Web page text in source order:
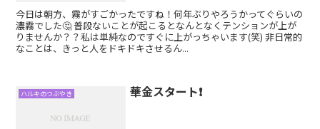
今日は朝方、霧がすごかったですね！何年ぶりやろうかってぐらいの
濃霧でした🤔 普段ないことが起こるとなんとなくテンションが上が
りませんか？？私は単純なのですぐに上がっちゃいます(笑) 非日常的
なことは、きっと人をドキドキさせるん...
ハルキのつぶやき 華金スタート❗